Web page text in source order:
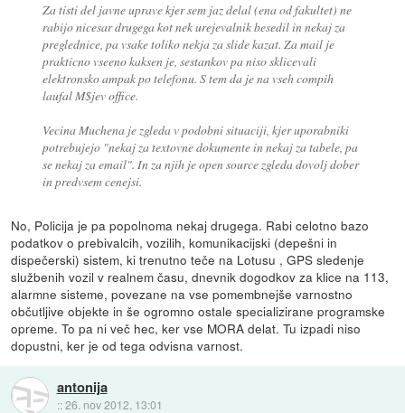
Za tisti del javne uprave kjer sem jaz delal (ena od fakultet) ne
rabijo nicesar drugega kot nek urejevalnik besedil in nekaj za
preglednice, pa vsake toliko nekja za slide kazat. Za mail je
prakticno vseeno kaksen je, sestankov pa niso sklicevali
elektronsko ampak po telefonu. S tem da je na vseh compih
laufal M$jev office.
Vecina Muchena je zgleda v podobni situaciji, kjer uporabniki
potrebujejo "nekaj za textovne dokumente in nekaj za tabele, pa
se nekaj za email". In za njih je open source zgleda dovolj dober
in predvsem cenejsi.
No, Policija je pa popolnoma nekaj drugega. Rabi celotno bazo
podatkov o prebivalcih, vozilih, komunikacijski (depešni in
dispečerski) sistem, ki trenutno teče na Lotusu , GPS sledenje
službenih vozil v realnem času, dnevnik dogodkov za klice na 113,
alarmne sisteme, povezane na vse pomembnejše varnostno
občutljive objekte in še ogromno ostale specializirane programske
opreme. To pa ni več hec, ker vse MORA delat. Tu izpadi niso
dopustni, ker je od tega odvisna varnost.
antonija
::26. nov 2012, 13:01